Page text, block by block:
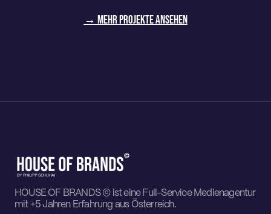
→ Mehr Projekte ansehen
HOUSE OF BRANDS © ist eine Full-Service Medienagentur
mit +5 Jahren Erfahrung aus Österreich.